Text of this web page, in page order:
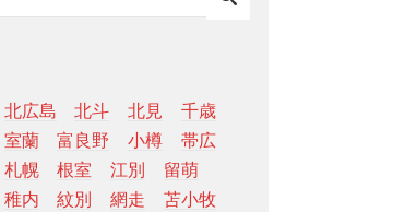
北広島 北斗 北見
千歳
室蘭 富良野 小樽
帯広
札幌 根室 江別
留萌
稚内 紋別 網走
苫小牧